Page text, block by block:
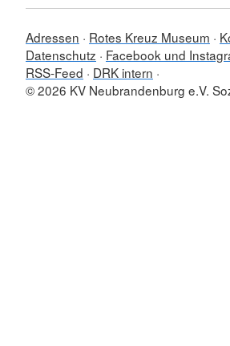
Adressen Rotes Kreuz Museum
Datenschutz
Facebook und
RSS-Feed
DRK intern
© 2026 KV Neubrandenburg e.V.